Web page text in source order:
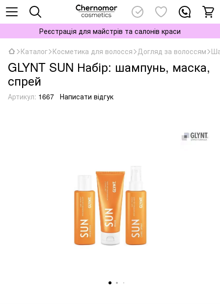
Реєстрація для майстрів та салонів краси
Каталог Косметика для волосся Догляд за волоссям
GLYNT SUN Набір: шампунь, маска,
спрей
Артикул: 1667 Написати відгук